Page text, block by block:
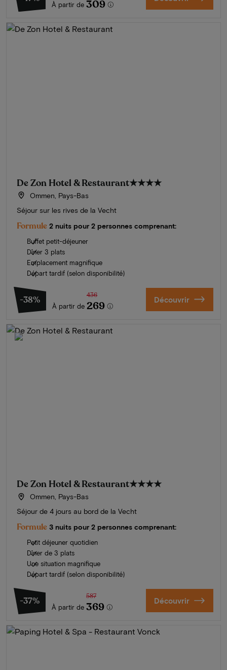
À partir de 309
De Zon Hotel & Restaurant★★★★
Ommen, Pays-Bas
Séjour sur les rives de la Vecht
Formule 2 nuits pour 2 personnes comprenant:
Buffet petit-déjeuner
Dîner 3 plats
Emplacement magnifique
Départ tardif (selon disponibilité)
-38%
À partir de
436
269 Découvrir
De Zon Hotel & Restaurant★★★★
Ommen, Pays-Bas
Séjour de 4 jours au bord de la Vecht
Formule 3 nuits pour 2 personnes comprenant:
Petit déjeuner quotidien
Dîner de 3 plats
Une situation magnifique
Départ tardif (selon disponibilité)
-37%
À partir de
587
369 Découvrir